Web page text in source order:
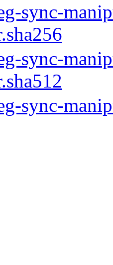
sync-
sync-
sync-